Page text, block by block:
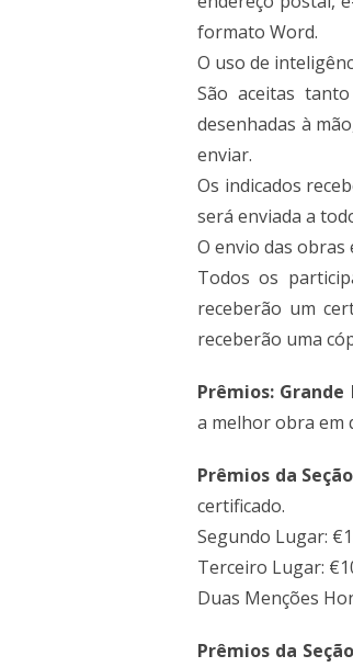
formato Word.
O uso de
São aceitas
desenhadas à
enviar.
Os indicados
será enviada a
O envio das obras
Todos os
receberão um
receberão uma
Prêmios: Grande
a melhor obra em
Prêmios da
certificado.
Segundo Lugar:
Terceiro Lugar:
Duas Menções
Prêmios da